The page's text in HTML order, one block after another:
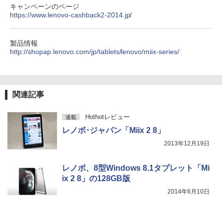
￥810
クスDIGITAL)
キャンペーンのページ
https://www.lenovo-cashback2-2014.jp/
製品情報
http://shopap.lenovo.com/jp/tablets/lenovo/miix-series/
関連記事
連載 Hothotレビュー
レノボ･ジャパン「Miix 2 8」
2013年12月19日
レノボ、8型Windows 8.1タブレット「Mi
ix 2 8」の128GB版
2014年6月10日